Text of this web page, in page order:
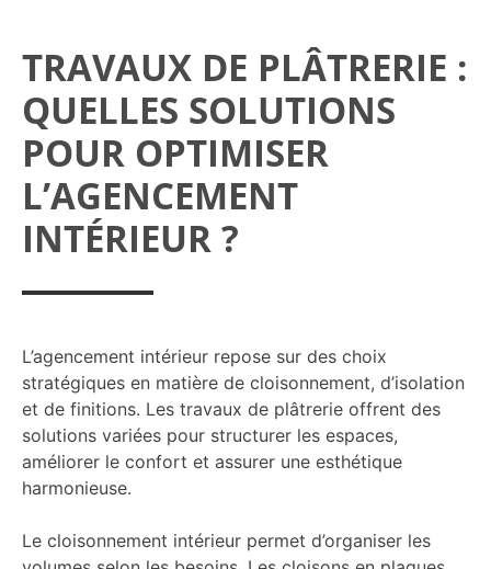
TRAVAUX DE PLÂTRERIE :
QUELLES SOLUTIONS
POUR OPTIMISER
L’AGENCEMENT
INTÉRIEUR ?
L’agencement intérieur repose sur des choix
stratégiques en matière de cloisonnement, d’isolation
et de finitions. Les travaux de plâtrerie offrent des
solutions variées pour structurer les espaces,
améliorer le confort et assurer une esthétique
harmonieuse.
Le cloisonnement intérieur permet d’organiser les